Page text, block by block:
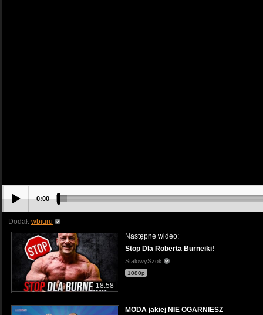
0:00
Dodał: wbiuru
18:58
Następne wideo:
Stop Dla Roberta Burneiki!
StalowySzok
1080p
MODA jakiej NIE OGARNIESZ